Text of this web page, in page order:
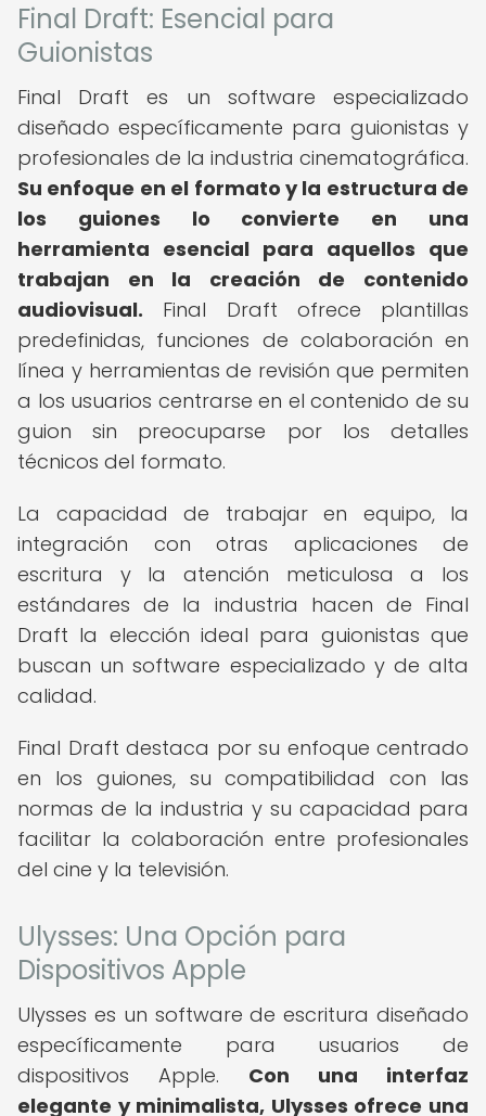
Final Draft: Esencial para
Guionistas
Final Draft es un software especializado
diseñado específicamente para guionistas y
profesionales de la industria cinematográfica.
Su enfoque en el formato y la estructura de
los guiones lo convierte en una
herramienta esencial para aquellos que
trabajan en la creación de contenido
audiovisual. Final Draft ofrece plantillas
predefinidas, funciones de colaboración en
línea y herramientas de revisión que permiten
a los usuarios centrarse en el contenido de su
guion sin preocuparse por los detalles
técnicos del formato.
La capacidad de trabajar en equipo, la
integración con otras aplicaciones de
escritura y la atención meticulosa a los
estándares de la industria hacen de Final
Draft la elección ideal para guionistas que
buscan un software especializado y de alta
calidad.
Final Draft destaca por su enfoque centrado
en los guiones, su compatibilidad con las
normas de la industria y su capacidad para
facilitar la colaboración entre profesionales
del cine y la televisión.
Ulysses: Una Opción para
Dispositivos Apple
Ulysses es un software de escritura diseñado
específicamente para usuarios de
dispositivos Apple. Con una interfaz
elegante y minimalista, Ulysses ofrece una